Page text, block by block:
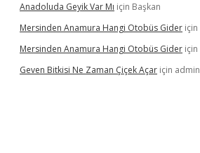
Anadoluda Geyik Var Mı için Başkan
Mersinden Anamura Hangi Otobüs Gider için
Mersinden Anamura Hangi Otobüs Gider için
Geven Bitkisi Ne Zaman Çiçek Açar için admin